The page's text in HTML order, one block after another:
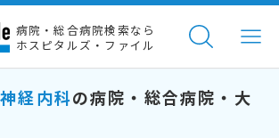
病院・総合病院検索なら
ホスピタルズ・ファイル
経内科の病院・総合病院・大